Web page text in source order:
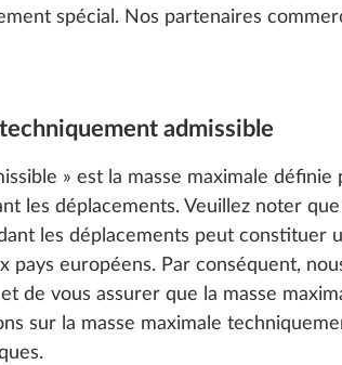
spécial. Nos partenaires
admissible
» est la masse maximale
les déplacements. Veuillez noter
les déplacements peut constituer
pays européens. Par conséquent,
de vous assurer que la masse
sur la masse maximale